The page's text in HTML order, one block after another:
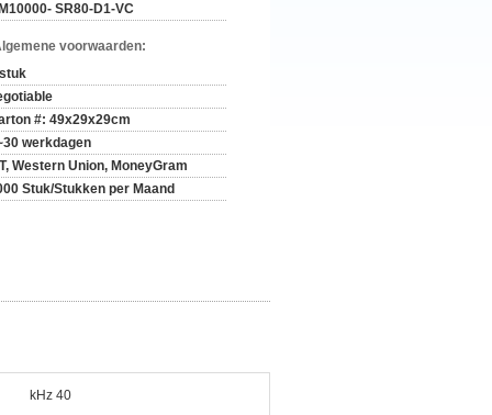
SR80-D1-VC
voorwaarden:
#: 49x29x29cm
werkdagen
Western Union, MoneyGram
Stuk/Stukken per Maand
kHz 40